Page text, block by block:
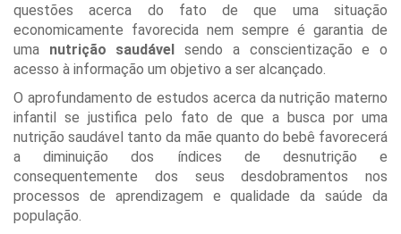
questões acerca do fato de que uma situação
economicamente favorecida nem sempre é garantia de
uma nutrição saudável sendo a conscientização e o
acesso à informação um objetivo a ser alcançado.
O aprofundamento de estudos acerca da nutrição materno
infantil se justifica pelo fato de que a busca por uma
nutrição saudável tanto da mãe quanto do bebê favorecerá
a diminuição dos índices de desnutrição e
consequentemente dos seus desdobramentos nos
processos de aprendizagem e qualidade da saúde da
população.